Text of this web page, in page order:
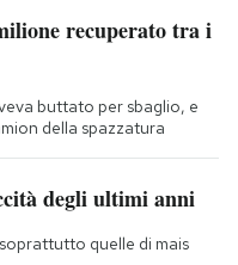
recuperato tra i
buttato per sbaglio, e
della spazzatura
degli ultimi anni
quelle di mais